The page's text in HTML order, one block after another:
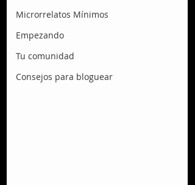
Microrrelatos Mínimos
Empezando
Tu comunidad
Consejos para bloguear